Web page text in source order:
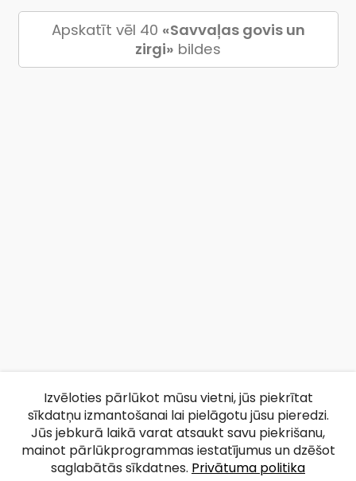
Apskatīt vēl 40 «Savvaļas govis un
zirgi» bildes
Izvēloties pārlūkot mūsu vietni, jūs piekrītat
sīkdatņu izmantošanai lai pielāgotu jūsu pieredzi.
Jūs jebkurā laikā varat atsaukt savu piekrišanu,
mainot pārlūkprogrammas iestatījumus un dzēšot
saglabātās sīkdatnes. Privātuma politika